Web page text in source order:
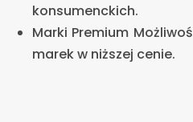
konsumenckich.
Marki Premium
marek w niższej cenie.